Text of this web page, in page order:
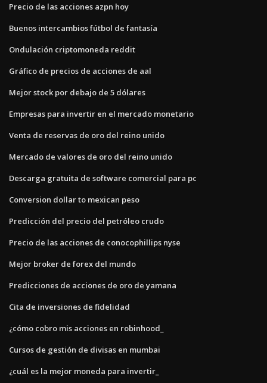
Precio de las acciones azpn hoy
Buenos intercambios fútbol de fantasía
Ondulación criptomoneda reddit
Gráfico de precios de acciones de aal
Mejor stock por debajo de 5 dólares
Empresas para invertir en el mercado monetario
Venta de reservas de oro del reino unido
Mercado de valores de oro del reino unido
Descarga gratuita de software comercial para pc
Conversion dollar to mexican peso
Predicción del precio del petróleo crudo
Precio de las acciones de conocophillips nyse
Mejor broker de forex del mundo
Predicciones de acciones de oro de yamana
Cita de inversiones de fidelidad
¿cómo cobro mis acciones en robinhood_
Cursos de gestión de divisas en mumbai
¿cuál es la mejor moneda para invertir_